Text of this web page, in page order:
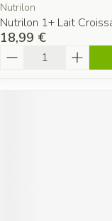
Nutrilon
Nutrilon 1+ Lait
18,99 €
Quantité